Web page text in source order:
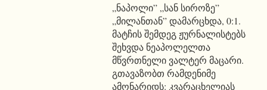
„ნაპოლი” „სან სიროზე”
„მილანთან” დამარცხდა, 0:1.
მატჩის შემდეგ ჟურნალისტებს
შეხვდა ნეაპოლელთა
მწვრთნელი ვალტერ მაცარი.
გთავაზობთ რამდენიმე
ამონარიდს: კვარაცხელიას